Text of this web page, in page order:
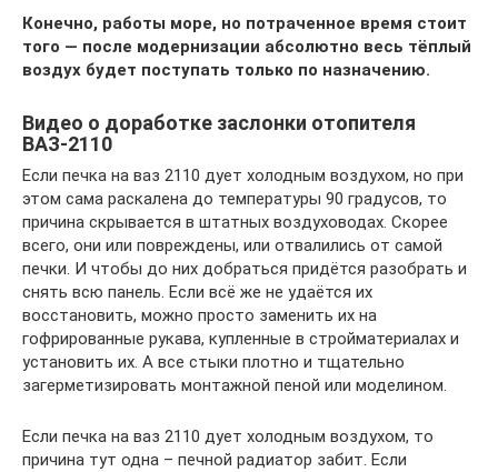
Конечно, работы море, но потраченное время стоит
того — после модернизации абсолютно весь тёплый
воздух будет поступать только по назначению.
Видео о доработке заслонки отопителя
ВАЗ-2110
Если печка на ваз 2110 дует холодным воздухом, но при
этом сама раскалена до температуры 90 градусов, то
причина скрывается в штатных воздуховодах. Скорее
всего, они или повреждены, или отвалились от самой
печки. И чтобы до них добраться придётся разобрать и
снять всю панель. Если всё же не удаётся их
восстановить, можно просто заменить их на
гофрированные рукава, купленные в стройматериалах и
установить их. А все стыки плотно и тщательно
загерметизировать монтажной пеной или моделином.
Если печка на ваз 2110 дует холодным воздухом, то
причина тут одна – печной радиатор забит. Если